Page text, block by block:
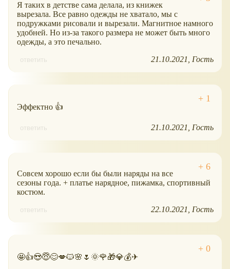
Я таких в детстве сама делала, из книжек
вырезала. Все равно одежды не хватало, мы с
подружками рисовали и вырезали. Магнитное намного
удобней. Но из-за такого размера не может быть много
одежды, а это печально.
ответить 21.10.2021 Гость
Эффектно 👍
ответить 21.10.2021 Гость
Совсем хорошо если бы были наряды на все
сезоны года. + платье нарядное, пижамка, спортивный
костюм.
ответить 22.10.2021 Гость
🤩👍😍😇😊💋🐱🌸🌷🌞🌹🎁💎💰✈